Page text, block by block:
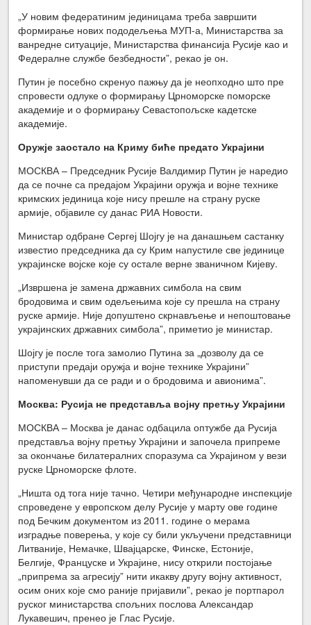
„У новим федератиним јединицама треба завршити
формирање нових пододељења МУП-а, Министарства за
ванредне ситуације, Министарства финансија Русије као и
Федералне службе безбедности”, рекао је он.
Путин је посебно скренуо пажњу да је неопходно што пре
спровести одлуке о формирању Црноморске поморске
академије и о формирању Севастопољске кадетске
академије.
Оружје заостало на Криму биће предато Украјини
МОСКВА – Председник Русије Валдимир Путин је наредио
да се почне са предајом Украјини оружја и војне технике
кримских јединица које нису прешле на страну руске
армије, објавиле су данас РИА Новости.
Министар одбране Сергеј Шојгу је на данашњем састанку
известио председника да су Крим напустиле све јединице
украјинске војске које су остале верне званичном Кијеву.
„Извршена је замена државних симбола на свим
бродовима и свим одељењима које су прешла на страну
руске армије. Није допуштено скрнављење и непоштовање
украјинских државних симбола”, приметио је министар.
Шојгу је после тога замолио Путина за „дозволу да се
приступи предаји оружја и војне технике Украјини”
напоменувши да се ради и о бродовима и авионима”.
Москва: Русија не представља војну претњу Украјини
МОСКВА – Москва је данас одбацила оптужбе да Русија
представља војну претњу Украјини и започела припреме
за окончање билатералних споразума са Украјином у вези
руске Црноморске флоте.
„Ништа од тога није тачно. Четири међународне инспекције
спроведене у европском делу Русије у марту ове године
под Бечким документом из 2011. године о мерама
изградње поверења, у које су били укључени представници
Литваније, Немачке, Швајцарске, Финске, Естоније,
Белгије, Француске и Украјине, нису открили постојање
„припрема за агресију” нити икакву другу војну активност,
осим оних које смо раније пријавили”, рекао је портпарол
руског министарства спољних послова Александар
Лукавешич, пренео је Глас Русије.